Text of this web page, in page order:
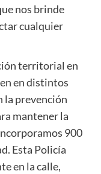
nos brinde
cualquier
territorial en
en distintos
la prevención
mantener la
900
Esta Policía
en la calle,